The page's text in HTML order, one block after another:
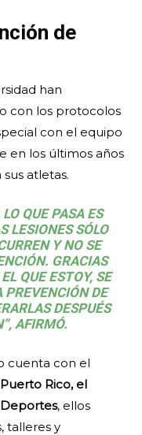
de
han
con los protocolos
con el equipo
en los últimos años
atletas.
QUE PASA ES
LESIONES SÓLO
Y NO SE
GRACIAS
QUE ESTOY, SE
DE
DESPUÉS
AFIRMÓ.
cuenta con el
Rico, el
, ellos
talleres y